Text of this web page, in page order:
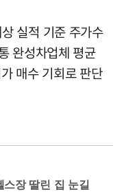
실적 기준 주가수
완성차업체 평균
매수 기회로 판단
스장 딸린 집 눈길